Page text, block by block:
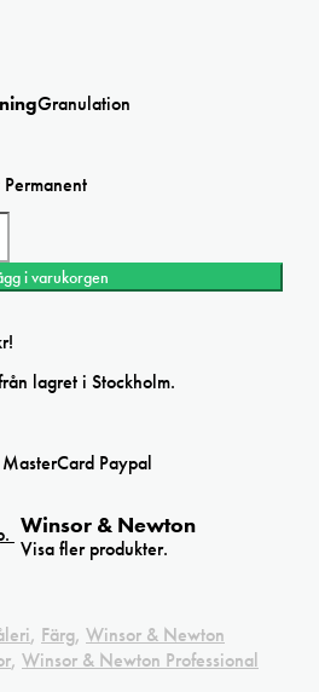
Granulation
i varukorgen
lagret i Stockholm.
Winsor & Newton
Visa fler produkter.
, Färg, Winsor & Newton
, Winsor & Newton Professional